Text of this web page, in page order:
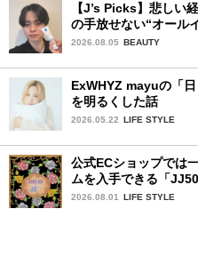
【J’s Picks】悲しい
の手放せない“オール
ファッション夏の必需
2026.08.05 BEAUTY
ExWHYZ mayuの「
を明るくした話
2026.05.22 LIFE STYLE
公式ECショップでは
ムを入手できる「
広島で開催決定
2026.08.01 LIFE STYLE